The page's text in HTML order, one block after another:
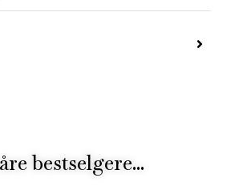
bestselgere...